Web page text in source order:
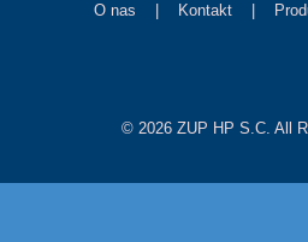
O nas Kontakt
© 2026 ZUP HP S.C. All